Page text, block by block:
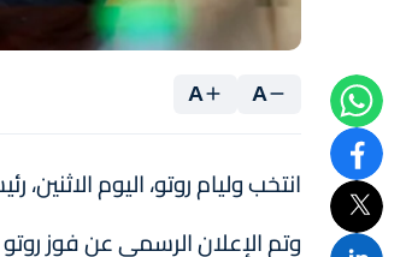
A
A
انتخب وليام روتو، اليوم الاثنين،